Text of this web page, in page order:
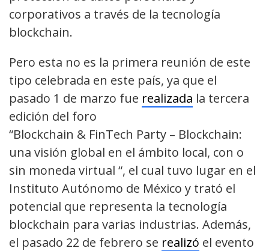
corporativos a través de la tecnología
blockchain.
Pero esta no es la primera reunión de este
tipo celebrada en este país, ya que el
pasado 1 de marzo fue realizada la tercera
edición del foro
“Blockchain & FinTech Party – Blockchain:
una visión global en el ámbito local, con o
sin moneda virtual “, el cual tuvo lugar en el
Instituto Autónomo de México y trató el
potencial que representa la tecnología
blockchain para varias industrias. Además,
el pasado 22 de febrero se realizó el evento